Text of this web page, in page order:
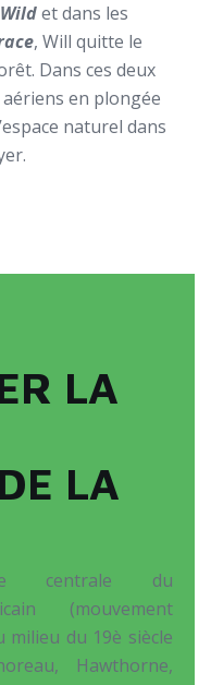
et dans les
, Will quitte le
Dans ces deux
aériens en plongée
naturel dans
LA
LA
centrale du
(mouvement
du 19è siècle
Hawthorne,